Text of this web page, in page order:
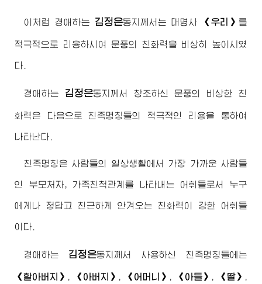
이처럼 경애하는 김정은동지 께서는 대명사 《우리》를
적극적으로 리용하시여 문풍의 친화력을 비상히 높이시였
다.
경애하는 김정은동지 께서 창조하신 문풍의 비상한 친
화력은 다음으로 친족명칭들의 적극적인 리용을 통하여
나타난다.
친족명칭은 사람들의 일상생활에서 가장 가까운 사람들
인 부모처자, 가족친척관계를 나타내는 어휘들로서 누구
에게나 정답고 친근하게 안겨오는 친화력이 강한 어휘들
이다.
경애하는 김정은동지 께서 사용하신 친족명칭들에는
《할아버지 》 , 《 아버지 》 , 《어머니》 , 《아들》 , 《딸》 ,